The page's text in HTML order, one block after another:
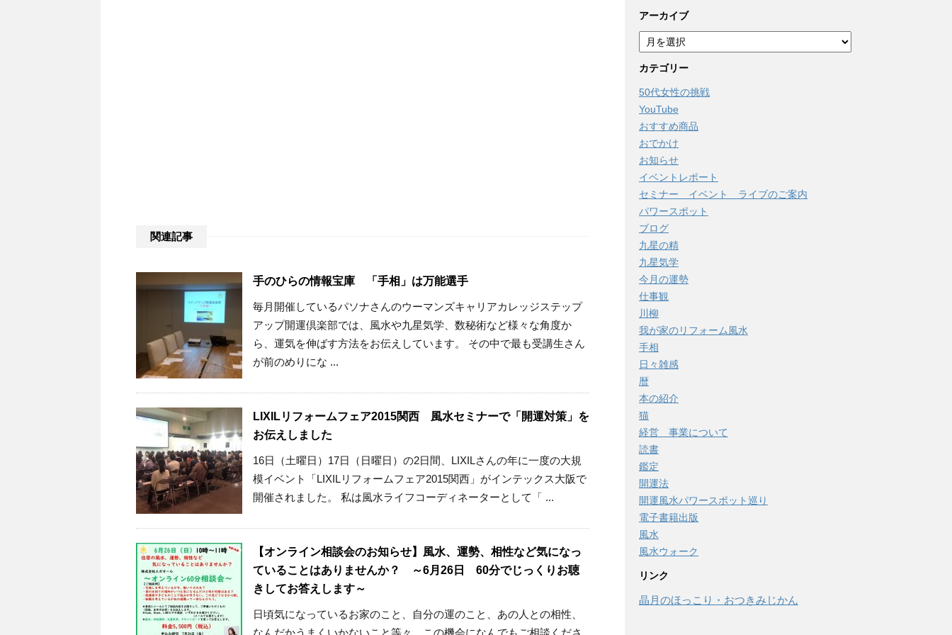
関連記事
手のひらの情報宝庫 「手相」は万能選手
毎月開催しているパソナさんのウーマンズキャリアカレッジステップ
アップ開運倶楽部では、風水や九星気学、数秘術など様々な角度か
ら、運気を伸ばす方法をお伝えしています。 その中で最も受講生さん
が前のめりにな ...
LIXILリフォームフェア2015関西 風水セミナーで「開運対策」を
お伝えしました
16日（土曜日）17日（日曜日）の2日間、LIXILさんの年に一度の大規
模イベント「LIXILリフォームフェア2015関西」がインテックス大阪で
開催されました。 私は風水ライフコーディネーターとして「 ...
【オンライン相談会のお知らせ】風水、運勢、相性など気になっ
ていることはありませんか？ ～6月26日 60分でじっくりお聴
きしてお答えします～
日頃気になっているお家のこと、自分の運のこと、あの人との相性、
なんだかうまくいかないこと等々 この機会になんでもご相談くださ
アーカイブ
ー
カ
イ
ブ
カテゴリー
50代女性の挑戦
YouTube
おすすめ商品
おでかけ
お知らせ
イベントレポート
セミナー イベント ライブのご案内
パワースポット
ブログ
九星の精
九星気学
今月の運勢
仕事観
川柳
我が家のリフォーム風水
手相
日々雑感
暦
本の紹介
猫
経営 事業について
読書
鑑定
開運法
開運風水パワースポット巡り
電子書籍出版
風水
風水ウォーク
リンク
晶月のほっこり・おつきみじかん